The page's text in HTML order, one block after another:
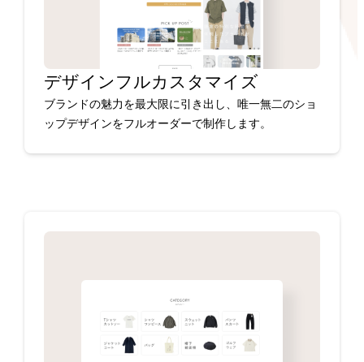
デザインフルカスタマイズ
ブランドの魅力を最大限に引き出し、唯一無二のショ
ップデザインをフルオーダーで制作します。